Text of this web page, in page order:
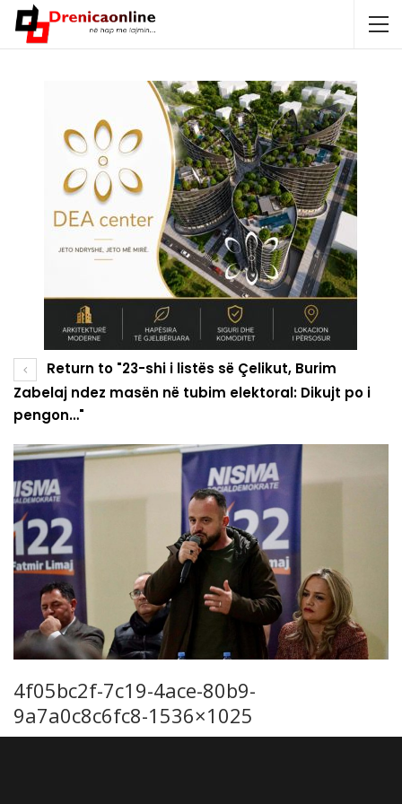
Return to "23-shi i listës së Çelikut, Burim
Zabelaj ndez masën në tubim elektoral: Dikujt po i
pengon…"
4f05bc2f-7c19-4ace-80b9-
9a7a0c8c6fc8-1536×1025